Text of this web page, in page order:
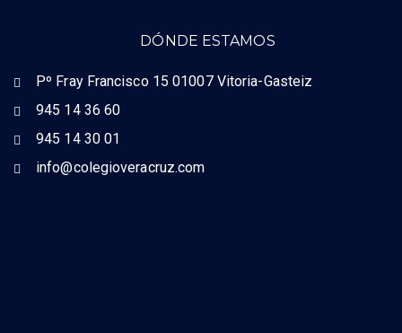
DÓNDE ESTAMOS
Pº Fray Francisco 15 01007 Vitoria-Gasteiz
945 14 36 60
945 14 30 01
info@colegioveracruz.com